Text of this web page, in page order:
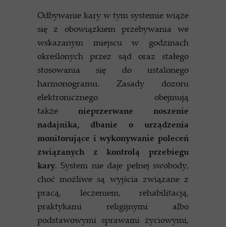
Odbywanie kary w tym systemie wiąże
się z obowiązkiem przebywania we
wskazanym miejscu w godzinach
określonych przez sąd oraz stałego
stosowania się do ustalonego
harmonogramu. Zasady dozoru
elektronicznego obejmują
także nieprzerwane noszenie
nadajnika, dbanie o urządzenia
monitorujące i wykonywanie poleceń
związanych z kontrolą przebiegu
kary. System nie daje pełnej swobody,
choć możliwe są wyjścia związane z
pracą, leczeniem, rehabilitacją,
praktykami religijnymi albo
podstawowymi sprawami życiowymi,